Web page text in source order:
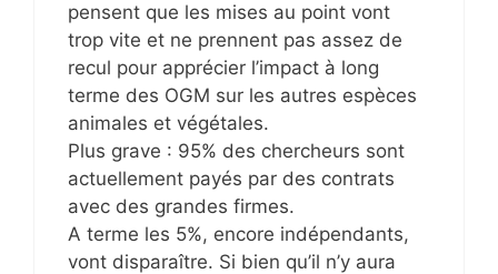
pensent que les mises au point vont
trop vite et ne prennent pas assez de
recul pour apprécier l’impact à long
terme des OGM sur les autres espèces
animales et végétales.
Plus grave : 95% des chercheurs sont
actuellement payés par des contrats
avec des grandes firmes.
A terme les 5%, encore indépendants,
vont disparaître. Si bien qu’il n’y aura